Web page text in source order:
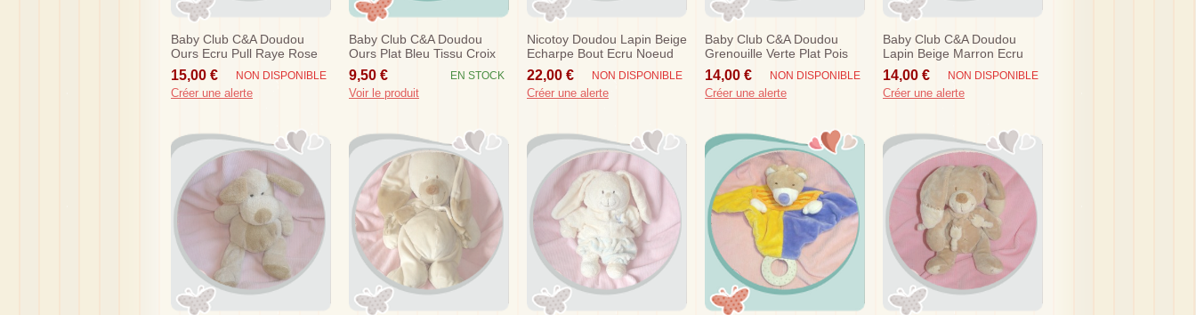
Baby Club C&a Doudou
Ours Ecru Pull Raye Rose
Etoile Lune Sos
15,00 € NON DISPONIBLE
Créer une alerte
Baby Club C&a Doudou
Ours Plat Bleu Tissu Croix
Sos
9,50 € EN STOCK
Voir le produit
Nicotoy Doudou Lapin Beige
Echarpe Bout Ecru Noeud
36 Cm
22,00 € NON DISPONIBLE
Créer une alerte
Baby Club C&a Doudou
Grenouille Verte Plat Pois
Orange
14,00 € NON DISPONIBLE
Créer une alerte
Baby Club C&a Doudou
Lapin Beige Marron Ecru
Sos
14,00 € NON DISPONIBLE
Créer une alerte